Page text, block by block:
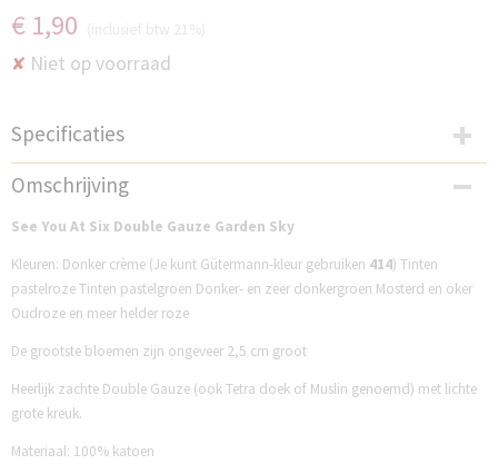
€ 1,90
✘ Niet op voorraad
Specificaties
Productcode
SP33D228G
Omschrijving
See You At Six Double Gauze Garden Sky
Kleuren: Donker crème (Je kunt Gütermann-kleur gebruiken 414) Tinten
pastelroze Tinten pastelgroen Donker- en zeer donkergroen Mosterd en oker
Oudroze en meer helder roze
De grootste bloemen zijn ongeveer 2,5 cm groot
Heerlijk zachte Double Gauze (ook Tetra doek of Muslin genoemd) met lichte
grote kreuk.
Materiaal: 100% katoen